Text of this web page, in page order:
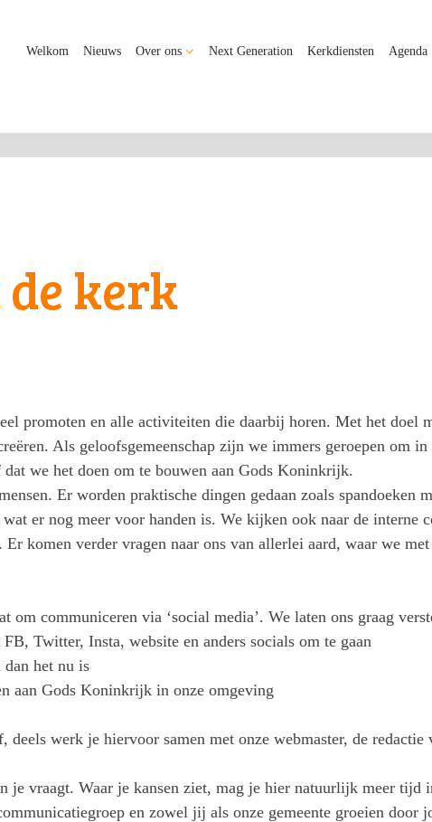
Welkom Nieuws Over ons Next Generation Kerkdiensten Agenda
kerk
promoten en alle activiteiten die daarbij horen. Met het doel
Als geloofsgemeenschap zijn we immers geroepen om
we het doen om te bouwen aan Gods Koninkrijk.
Er worden praktische dingen gedaan zoals spandoeken
er nog meer voor handen is. We kijken ook naar de interne
komen verder vragen naar ons van allerlei aard, waar we
om communiceren via ‘social media’. We laten ons graag
Twitter, Insta, website en anders socials om te gaan
dan het nu is
aan Gods Koninkrijk in onze omgeving
werk je hiervoor samen met onze webmaster, de redactie
je vraagt. Waar je kansen ziet, mag je hier natuurlijk meer tijd
en zowel jij als onze gemeente groeien